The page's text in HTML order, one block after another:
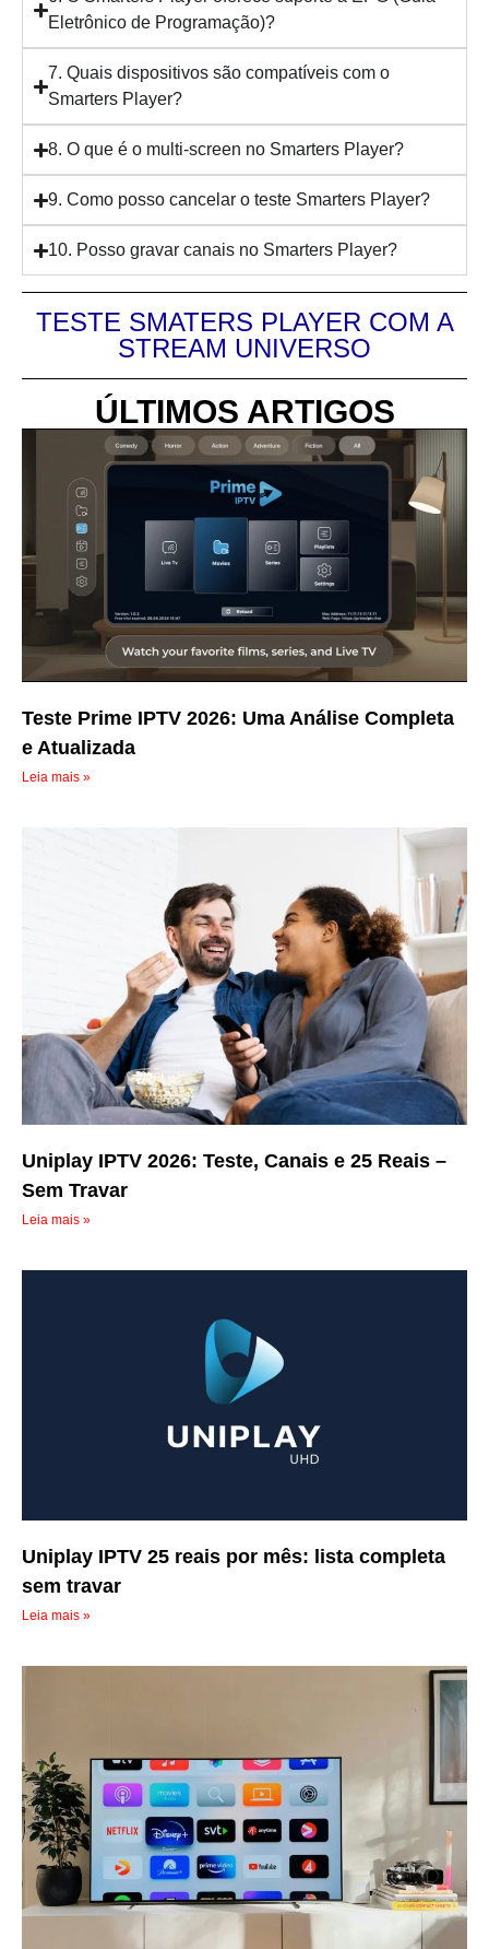
Eletrônico de Programação)?
7. Quais dispositivos são compatíveis com o
Smarters Player?
8. O que é o multi-screen no Smarters Player?
9. Como posso cancelar o teste Smarters Player?
10. Posso gravar canais no Smarters Player?
TESTE SMATERS PLAYER COM A
STREAM UNIVERSO
ÚLTIMOS ARTIGOS
Teste Prime IPTV 2026: Uma Análise Completa
e Atualizada
Leia mais »
Uniplay IPTV 2026: Teste, Canais e 25 Reais –
Sem Travar
Leia mais »
Uniplay IPTV 25 reais por mês: lista completa
sem travar
Leia mais »